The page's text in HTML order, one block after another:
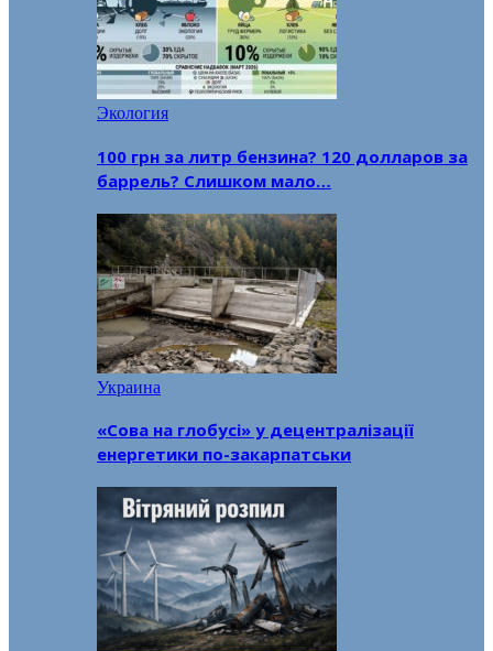
Экология
100 грн за литр бензина? 120 долларов за
баррель? Слишком мало…
Украина
«Сова на глобусі» у децентралізації
енергетики по-закарпатськи